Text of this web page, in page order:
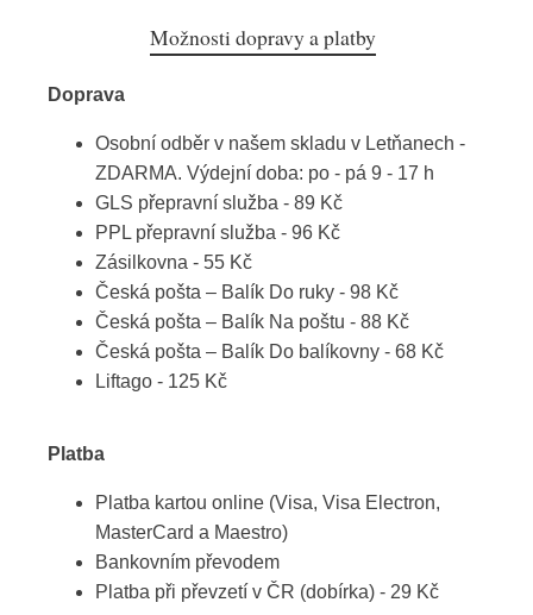
Možnosti dopravy a platby
Doprava
Osobní odběr v našem skladu v Letňanech -
ZDARMA. Výdejní doba: po - pá 9 - 17 h
GLS přepravní služba - 89 Kč
PPL přepravní služba - 96 Kč
Zásilkovna - 55 Kč
Česká pošta – Balík Do ruky - 98 Kč
Česká pošta – Balík Na poštu - 88 Kč
Česká pošta – Balík Do balíkovny - 68 Kč
Liftago - 125 Kč
Platba
Platba kartou online (Visa, Visa Electron,
MasterCard a Maestro)
Bankovním převodem
Platba při převzetí v ČR (dobírka) - 29 Kč